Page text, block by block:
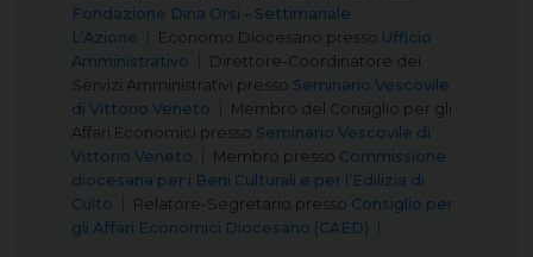
Fondazione Dina Orsi – Settimanale
L’Azione
Economo Diocesano presso Ufficio
Amministrativo
Direttore-Coordinatore dei
Servizi Amministrativi presso Seminario Vescovile
di Vittorio Veneto
Membro del Consiglio per gli
Affari Economici presso Seminario Vescovile di
Vittorio Veneto
Membro presso Commissione
diocesana per i Beni Culturali e per l’Edilizia di
Culto
Relatore-Segretario presso Consiglio per
gli Affari Economici Diocesano (CAED)